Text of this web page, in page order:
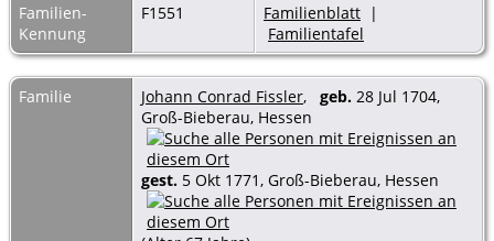
Familien-
Kennung
F1551 Familienblatt |
Familientafel
Familie Johann Conrad Fissler, geb. 28 Jul 1704,
Groß-Bieberau, Hessen
gest. 5 Okt 1771, Groß-Bieberau, Hessen